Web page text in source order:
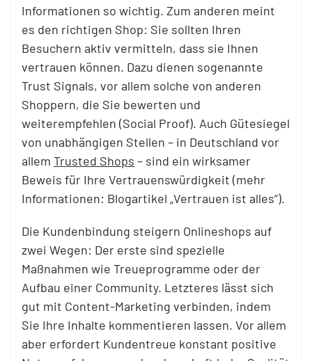
Informationen so wichtig. Zum anderen meint
es den richtigen Shop: Sie sollten Ihren
Besuchern aktiv vermitteln, dass sie Ihnen
vertrauen können. Dazu dienen sogenannte
Trust Signals, vor allem solche von anderen
Shoppern, die Sie bewerten und
weiterempfehlen (Social Proof). Auch Gütesiegel
von unabhängigen Stellen – in Deutschland vor
allem Trusted Shops – sind ein wirksamer
Beweis für Ihre Vertrauenswürdigkeit (mehr
Informationen: Blogartikel „Vertrauen ist alles“).
Die Kundenbindung steigern Onlineshops auf
zwei Wegen: Der erste sind spezielle
Maßnahmen wie Treueprogramme oder der
Aufbau einer Community. Letzteres lässt sich
gut mit Content-Marketing verbinden, indem
Sie Ihre Inhalte kommentieren lassen. Vor allem
aber erfordert Kundentreue konstant positive